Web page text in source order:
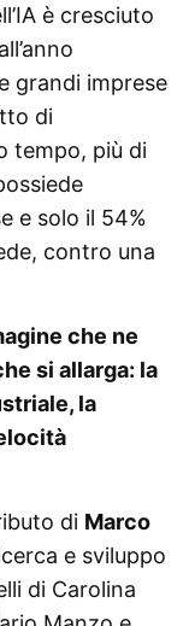
è cresciuto
grandi imprese
di
tempo, più di
e solo il 54%
contro una
che ne
si allarga: la
la
di Marco
e sviluppo
di Carolina